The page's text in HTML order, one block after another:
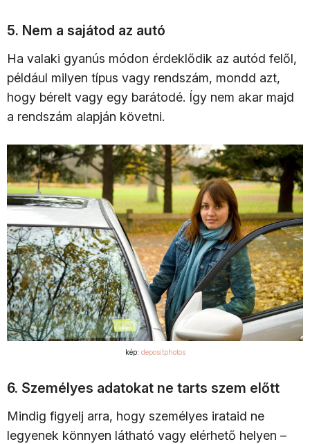
5. Nem a sajátod az autó
Ha valaki gyanús módon érdeklődik az autód felől,
például milyen típus vagy rendszám, mondd azt,
hogy bérelt vagy egy barátodé. Így nem akar majd
a rendszám alapján követni.
kép: depositphotos
6. Személyes adatokat ne tarts szem előtt
Mindig figyelj arra, hogy személyes irataid ne
legyenek könnyen látható vagy elérhető helyen –